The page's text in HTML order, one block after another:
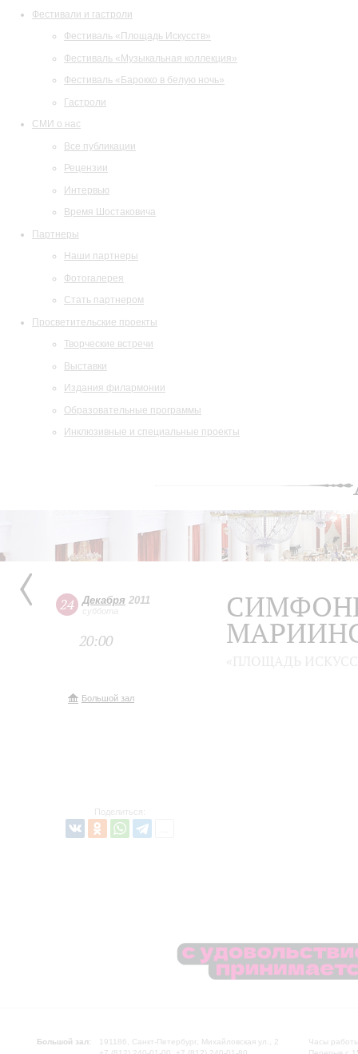
Фестивали и гастроли
Фестиваль «Площадь Искусств»
Фестиваль «Музыкальная коллекция»
Фестиваль «Барокко в белую ночь»
Гастроли
СМИ о нас
Все публикации
Рецензии
Интервью
Время Шостаковича
Партнеры
Наши партнеры
Фотогалерея
Стать партнером
Просветительские проекты
Творческие встречи
Выставки
Издания филармонии
Образовательные программы
Инклюзивные и специальные проекты
24 Декабря 2011
суббота
20:00
Большой зал
Поделиться:
Большой зал:
191186, Санкт-Петербург, Михайловская ул., 2
Часы